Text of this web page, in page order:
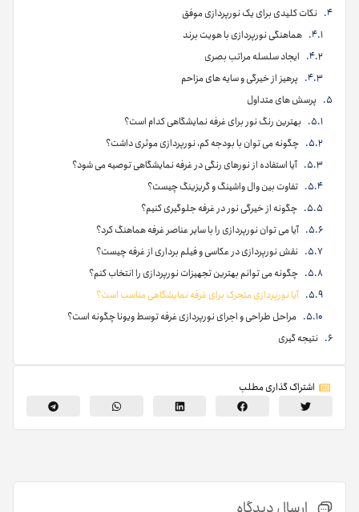
نکات کلیدی برای یک نورپردازی موفق
هماهنگی نورپردازی با هویت برند
ایجاد سلسله مراتب بصری
پرهیز از خیرگی و سایه های مزاحم
پرسش های متداول
بهترین رنگ نور برای غرفه نمایشگاهی کدام است؟
چگونه می توان با بودجه کم، نورپردازی موثری داشت؟
آیا استفاده از نورهای رنگی در غرفه نمایشگاهی توصیه می شود؟
تفاوت بین وال واشینگ و گریزینگ چیست؟
چگونه از خیرگی نور در غرفه جلوگیری کنیم؟
آیا می توان نورپردازی را با سایر عناصر غرفه هماهنگ کرد؟
نقش نورپردازی در عکاسی و فیلم برداری از غرفه چیست؟
چگونه می توانم بهترین تجهیزات نورپردازی را انتخاب کنم؟
آیا نورپردازی متحرک برای غرفه نمایشگاهی مناسب است؟
مراحل طراحی و اجرای نورپردازی غرفه توسط ویونا چگونه است؟
نتیجه گیری
اشتراک گذاری مطلب